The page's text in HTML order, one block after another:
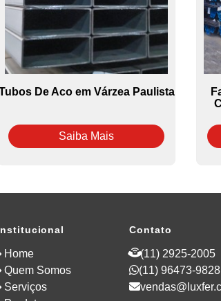
De Aco em Várzea Paulista
Saiba Mais
Home
Quem Somos
Serviços
Contato
(11) 2925-2005
(11) 96473-9828